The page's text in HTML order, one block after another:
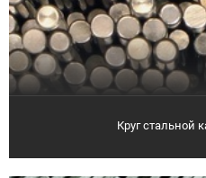
Круг стальной